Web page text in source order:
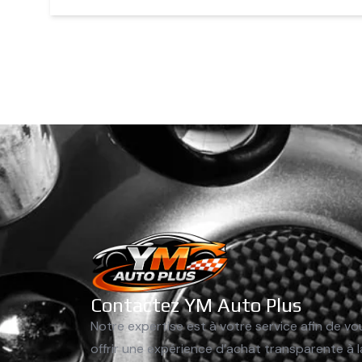
Contactez YM Auto Plus
Notre expertise est à votre service afin de
offrir une expérience d’achat transparente à